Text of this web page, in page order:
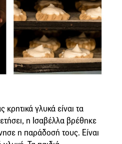
γλυκά είναι τα
η Ισαβέλλα βρέθηκε
η παράδοσή τους. Είναι